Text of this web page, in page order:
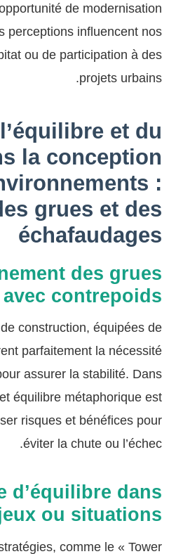
de modernisation
perceptions influencent nos
ou de participation à des
projets urbains.
et du
la conception
:
grues et des
échafaudages
des grues
avec contrepoids
construction, équipées de
parfaitement la nécessité
assurer la stabilité. Dans
équilibre métaphorique est
risques et bénéfices pour
éviter la chute ou l’échec.
d’équilibre dans
ou situations
comme le « Tower